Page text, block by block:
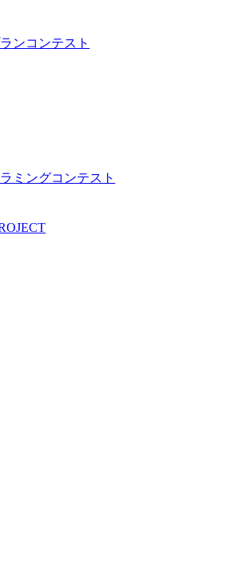
ンコンテスト
ミングコンテスト